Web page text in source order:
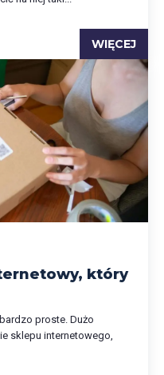
WIĘCEJ
który
proste. Dużo
sklepu internetowego,